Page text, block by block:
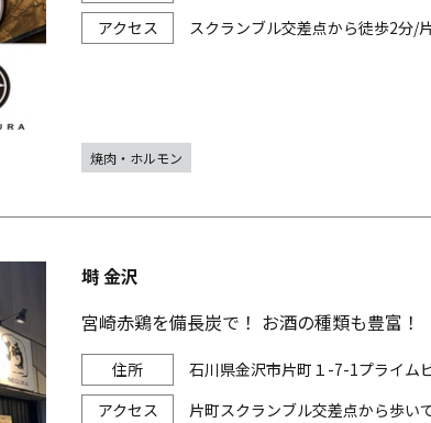
スクランブル交差点から徒歩2分/
焼肉・ホルモン
塒 金沢
宮崎赤鶏を備長炭で！ お酒の種類も豊富！
石川県金沢市片町１-7-1プライム
片町スクランブル交差点から歩い